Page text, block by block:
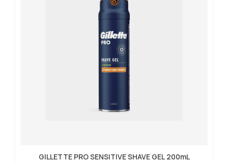
GILLETTE PRO SENSITIVE SHAVE GEL 200mL